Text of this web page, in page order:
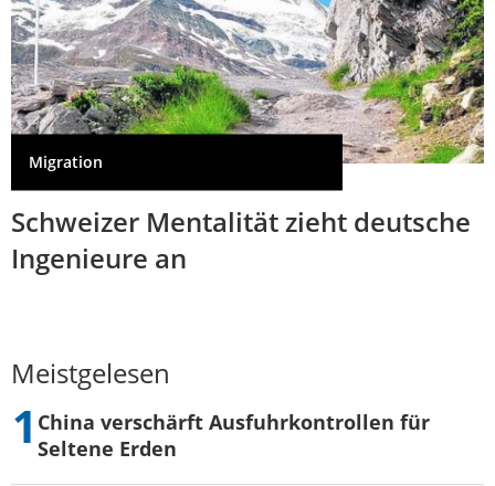
Migration
Schweizer Mentalität zieht deutsche
Ingenieure an
Meistgelesen
China verschärft Ausfuhrkontrollen für
Seltene Erden